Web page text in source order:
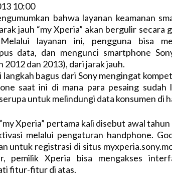
10:00
bahwa layanan keamanan
jauh “my Xperia” akan bergulir secara
layanan ini, pengguna bisa
data, dan mengunci smartphone
2012 dan 2013), dari jarak jauh.
langkah bagus dari Sony mengingat
saat ini di mana para pesaing sudah
untuk melindungi data konsumen di
Xperia” pertama kali disebut awal
melalui pengaturan handphone.
untuk registrasi di situs
pemilik Xperia bisa mengakses
fitur-fitur di atas.